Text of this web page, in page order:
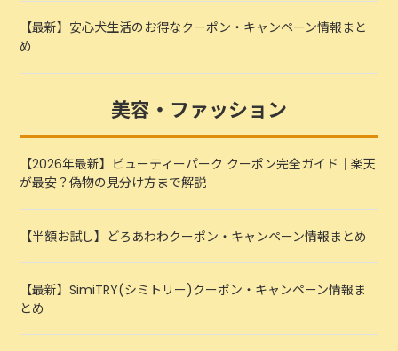
【最新】安心犬生活のお得なクーポン・キャンペーン情報まと
め
美容・ファッション
【2026年最新】ビューティーパーク クーポン完全ガイド｜楽天
が最安？偽物の見分け方まで解説
【半額お試し】どろあわわクーポン・キャンペーン情報まとめ
【最新】SimiTRY(シミトリー)クーポン・キャンペーン情報ま
とめ